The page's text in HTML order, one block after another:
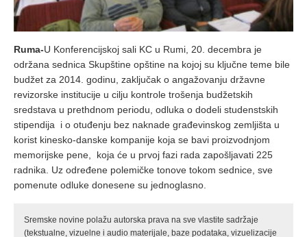
Ruma-U Konferencijskoj sali KC u Rumi, 20. decembra je
održana sednica Skupštine opštine na kojoj su ključne teme bile
budžet za 2014. godinu, zaključak o angažovanju državne
revizorske institucije u cilju kontrole trošenja budžetskih
sredstava u prethdnom periodu, odluka o dodeli studenstskih
stipendija i o otuđenju bez naknade građevinskog zemljišta u
korist kinesko-danske kompanije koja se bavi proizvodnjom
memorijske pene, koja će u prvoj fazi rada zapošljavati 225
radnika. Uz određene polemičke tonove tokom sednice, sve
pomenute odluke donesene su jednoglasno.
Sremske novine polažu autorska prava na sve vlastite sadržaje
(tekstualne, vizuelne i audio materijale, baze podataka, vizuelizacije